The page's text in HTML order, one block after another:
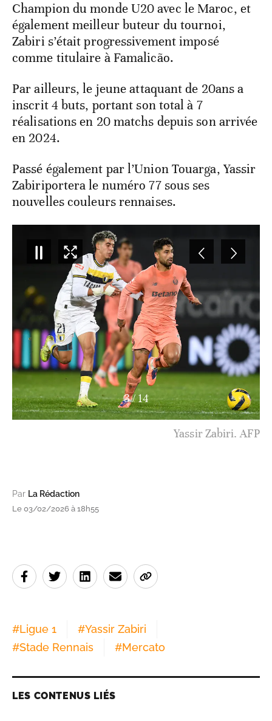
Champion du monde U20 avec le Maroc, et
également meilleur buteur du tournoi,
Zabiri s’était progressivement imposé
comme titulaire à Famalicão.
Par ailleurs, le jeune attaquant de 20ans a
inscrit 4 buts, portant son total à 7
réalisations en 20 matchs depuis son arrivée
en 2024.
Passé également par l’Union Touarga, Yassir
Zabiriportera le numéro 77 sous ses
nouvelles couleurs rennaises.
4/14
Yassir Zabiri. AFP
Par La Rédaction
Le 03/02/2026 à 18h55
#Ligue 1 #Yassir Zabiri
#Stade Rennais #Mercato
LES CONTENUS LIÉS